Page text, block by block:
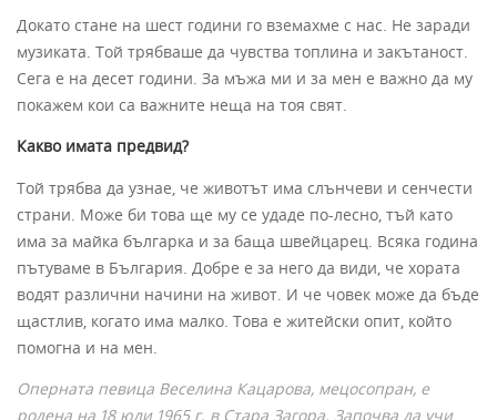
Докато стане на шест години го вземахме с нас. Не заради
музиката. Той трябваше да чувства топлина и закътаност.
Сега е на десет години. За мъжа ми и за мен е важно да му
покажем кои са важните неща на тоя свят.
Какво имата предвид?
Той трябва да узнае, че животът има слънчеви и сенчести
страни. Може би това ще му се удаде по-лесно, тъй като
има за майка българка и за баща швейцарец. Всяка година
пътуваме в България. Добре е за него да види, че хората
водят различни начини на живот. И че човек може да бъде
щастлив, когато има малко. Това е житейски опит, който
помогна и на мен.
Оперната певица Веселина Кацарова, мецосопран, е
родена на 18 юли 1965 г. в Стара Загора. Започва да учи